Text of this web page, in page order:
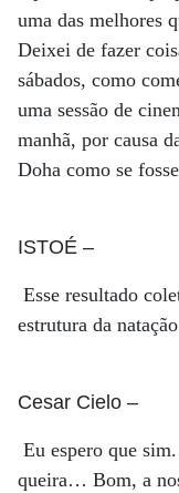
uma das melhores
Deixei de fazer
sábados, como
uma sessão de
manhã, por causa
Doha como se
ISTOÉ –
Esse resultado
estrutura da
Cesar Cielo –
Eu espero que
queira… Bom, a